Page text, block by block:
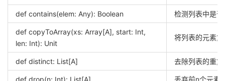
def contains(elem: Any): Boolean 检测列表中是
def copyToArray(xs: Array[A], start: Int,
len: Int): Unit
将列表的元素
def distinct: List[A] 去除列表的重
def drop(n: Int): List[A] 丢弃前n个元素